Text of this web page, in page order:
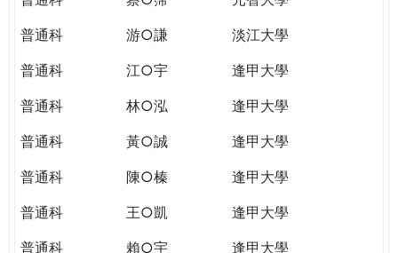
普通科
游○謙
淡江大學
普通科
江○宇
逢甲大學
普通科
林○泓
逢甲大學
普通科
黃○誠
逢甲大學
普通科
陳○榛
逢甲大學
普通科
王○凱
逢甲大學
普通科
賴○宇
逢甲大學